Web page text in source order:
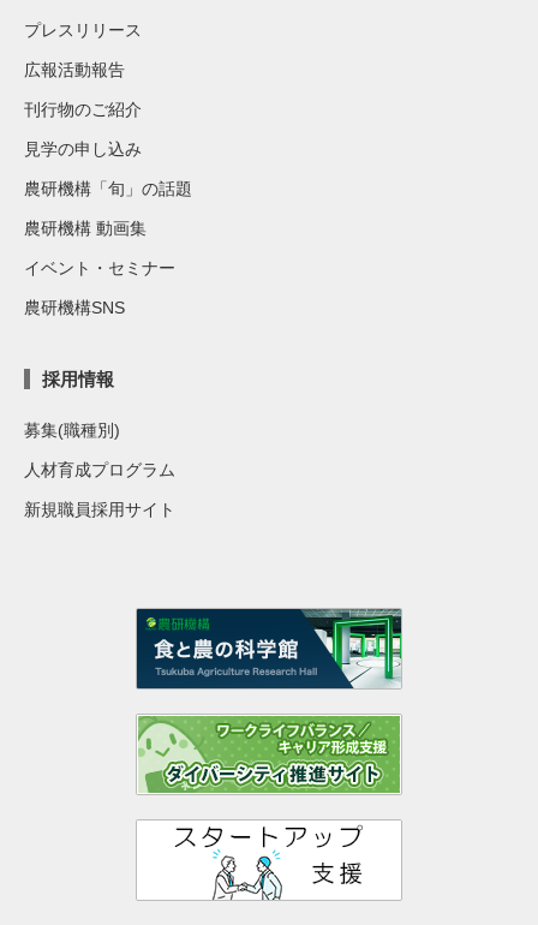
プレスリリース
広報活動報告
刊行物のご紹介
見学の申し込み
農研機構「旬」の話題
農研機構 動画集
イベント・セミナー
農研機構SNS
採用情報
募集(職種別)
人材育成プログラム
新規職員採用サイト